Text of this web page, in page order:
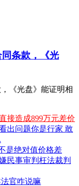
条款，《光
《光盘》能证明相
造成899万元差价
问题你是行家 敢
是绝对值价格差
民事审判枉法裁判
官咋说嘛